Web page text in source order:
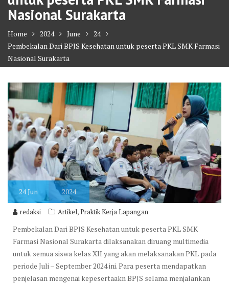
Nasional Surakarta
Home 2024 June
24
Pembekalan Dari BPJS Kesehatan untuk peserta PKL SMK Farmasi
Nasional Surakarta
24Jun 2024
redaksi Artikel,Praktik Kerja Lapangan
Pembekalan Dari BPJS Kesehatan untuk peserta PKL SMK
Farmasi Nasional Surakarta dilaksanakan diruang multimedia
untuk semua siswa kelas XII yang akan melaksanakan PKL pada
periode Juli – September 2024 ini. Para peserta mendapatkan
penjelasan mengenai kepesertaakn BPJS selama menjalankan